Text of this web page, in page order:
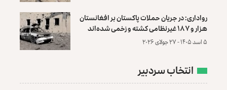
رواداری: در جریان حملات پاکستان بر افغانستان
هزار و ۱۸۷ غیرنظامی کشته و زخمی شده‌اند
۵ اسد ۱۴۰۵ - ۲۷ جولای ۲۰۲۶
انتخاب سردبیر